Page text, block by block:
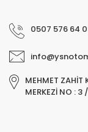
0507 576 64
MEHMET ZAHİT
MERKEZİ NO :